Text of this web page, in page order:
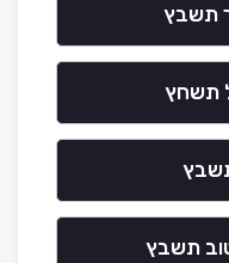
תשבץ
תשחץ
תשבץ